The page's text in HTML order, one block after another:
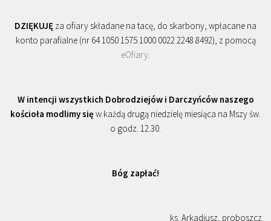
DZIĘKUJĘ za ofiary składane na tacę, do skarbony, wpłacane na
konto parafialne (nr 64 1050 1575 1000 0022 2248 8492), z pomocą
eOfiary
W intencji wszystkich Dobrodziejów i Darczyńców naszego
kościoła modlimy się w każdą drugą niedzielę miesiąca na Mszy św.
o godz. 12.30.
Bóg zapłać!
ks. Arkadiusz, proboszcz